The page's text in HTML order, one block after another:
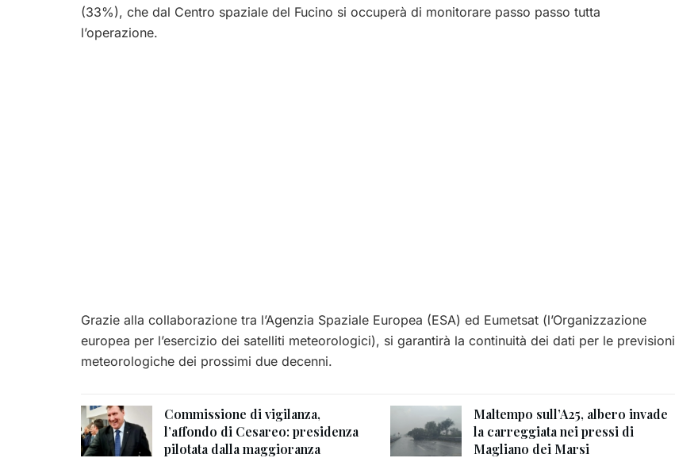
(33%), che dal Centro spaziale del Fucino si occuperà di monitorare passo passo tutta
l’operazione.
Grazie alla collaborazione tra l’Agenzia Spaziale Europea (ESA) ed Eumetsat (l’Organizzazione
europea per l’esercizio dei satelliti meteorologici), si garantirà la continuità dei dati per le previsioni
meteorologiche dei prossimi due decenni.
Commissione di vigilanza,
l’affondo di Cesareo: presidenza
pilotata dalla maggioranza
Maltempo sull’A25, albero invade
la carreggiata nei pressi di
Magliano dei Marsi